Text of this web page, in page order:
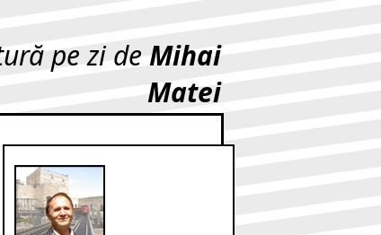
pe zi deMihai
Matei